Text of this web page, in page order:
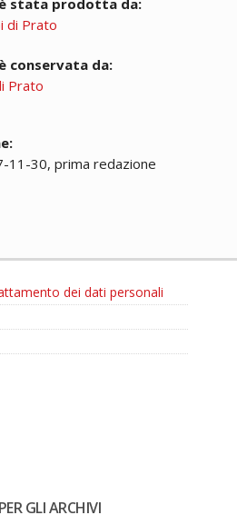
stata prodotta da:
di Prato
conservata da:
Prato
11-30, prima redazione
dei dati personali
GLI ARCHIVI